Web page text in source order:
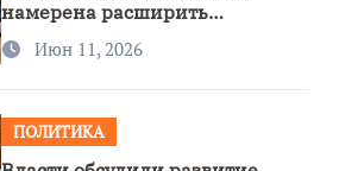
намерена расширить
сотрудничество с Узбекистаном
Июн 11, 2026
ПОЛИТИКА